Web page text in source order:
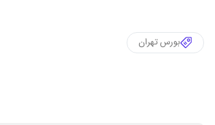
بورس تهران